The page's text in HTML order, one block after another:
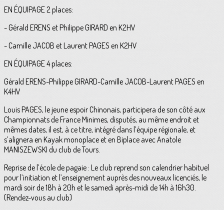
EN ÉQUIPAGE 2 places:
- Gérald ERENS et Philippe GIRARD en K2HV
- Camille JACOB et Laurent PAGES en K2HV
EN ÉQUIPAGE 4 places:
Gérald ERENS-Philippe GIRARD-Camille JACOB-Laurent PAGES en
K4HV
Louis PAGES, le jeune espoir Chinonais, participera de son côté aux
Championnats de France Minimes, disputés, au même endroit et
mêmes dates, il est, à ce titre, intégré dans l’équipe régionale, et
s’alignera en Kayak monoplace et en Biplace avec Anatole
MANISZEWSKI du club de Tours.
Reprise de l’école de pagaie : Le club reprend son calendrier habituel
pour l’initiation et l’enseignement auprès des nouveaux licenciés, le
mardi soir de 18h à 20h et le samedi après-midi de 14h à 16h30.
(Rendez-vous au club)